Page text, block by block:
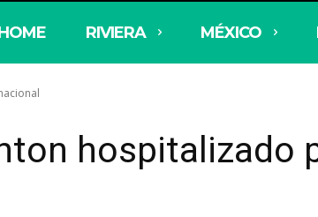
RIVIERA MÉXICO
hospitalizado